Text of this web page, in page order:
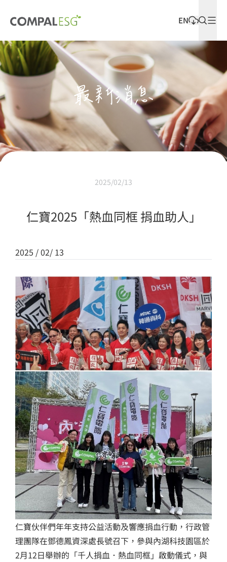
EN
最新發佈
永續報告書
歷年永續報告書
ESG Insight
最新消息
2025/02/13
仁寶2025「熱血同框 捐血助人」
2025 / 02/ 13
仁寶伙伴們年年支持公益活動及響應捐血行動，行政管
理團隊在鄧德鳳資深處長號召下，參與內湖科技園區於
2月12日舉辦的「千人捐血．熱血同框」啟動儀式，與